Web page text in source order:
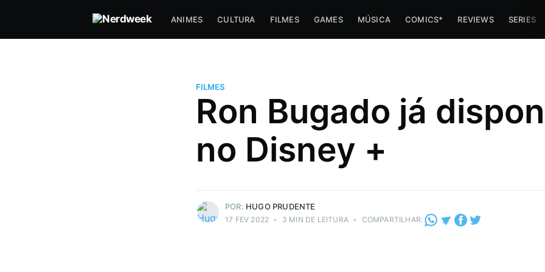
ANIMES CULTURA FILMES GAMES MÚSICA COMICS* REVIEWS SERIES
FILMES
Ron Bugado já
no Disney +
Hugo Prudente
Um nerd viciado em música, animes e
series (incluindo tokusatsu) que trabalha
com DevOps a muitos anos e faz umas
paradas muito doidas!
POR: HUGO PRUDENTE
17 FEV 2022 • 3 MIN DE LEITURA • COMPARTILHAR: